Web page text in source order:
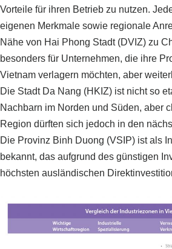
Vorteile für ihren Betrieb zu nutzen.
eigenen Merkmale sowie regionale
Nähe von Hai Phong Stadt (DVIZ) zu
besonders für Unternehmen, die ihre
Vietnam verlagern möchten, aber
Die Stadt Da Nang (HKIZ) ist nicht so
Nachbarn im Norden und Süden, aber
Region dürften sich jedoch in den
Die Provinz Binh Duong (VSIP) ist als
bekannt, das aufgrund des günstigen
höchsten ausländischen